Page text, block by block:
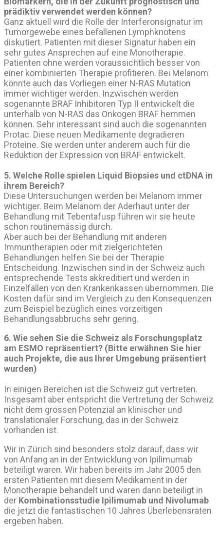
prädiktiv verwendet werden können?
Ganz aktuell wird die Rolle der Interferonsignatur im
Tumorgewebe eines befallenen Lymphknotens
diskutiert. Patienten mit dieser Signatur haben ein
sehr gutes Ansprechen auf eine Monotherapie.
Patienten ohne werden voraussichtlich besser von
einer kombinierten Therapie profitieren. Bei Melanom
könnte auch das Vorliegen einer N-RAS Mutation
immer wichtiger werden. Inzwischen werden
sogenannte BRAF Inhibitoren Typ II entwickelt die
unterhalb von N-RAS das Onkogen BRAF hemmen
können. Sehr interessant sind auch die sogenannten
Protac. Diese neuen Medikamente degradieren
Proteine. Sie werden unter anderem auch für die
Reduktion der Expression von BRAF entwickelt.
5. Welche Rolle spielen Liquid Biopsies und ctDNA in
ihrem Bereich?
Diese Untersuchungen werden bei Melanom immer
wichtiger. Beim Melanom der Aderhaut unter der
Behandlung mit Tebentafusp führen wir sie heute
schon routinemässig durch.
Aber auch bei der Behandlung mit anderen
Immuntherapien oder mit zielgerichteten
Behandlungen helfen Sie bei der Therapie
Entscheidung. Inzwischen sind in der Schweiz auch
entsprechende Tests akkreditiert und werden in
Einzelfällen von den Krankenkassen übernommen. Die
Kosten dafür sind im Vergleich zu den Konsequenzen
zum Beispiel bezüglich eines vorzeitigen
Behandlungsabbruchs sehr gering.
6. Wie sehen Sie die Schweiz als Forschungsplatz
am ESMO repräsentiert? (Bitte erwähnen Sie hier
auch Projekte, die aus Ihrer Umgebung präsentiert
wurden)
In einigen Bereichen ist die Schweiz gut vertreten.
Insgesamt aber entspricht die Vertretung der Schweiz
nicht dem grossen Potenzial an klinischer und
translationaler Forschung, das in der Schweiz
vorhanden ist.
Wir in Zürich sind besonders stolz darauf, dass wir
von Anfang an in der Entwicklung von Ipilimumab
beteiligt waren. Wir haben bereits im Jahr 2005 den
ersten Patienten mit diesem Medikament in der
Monotherapie behandelt und waren dann beteiligt in
der Kombinationsstudie Ipilimumab und Nivolumab
die jetzt die fantastischen 10 Jahres Überlebensraten
ergeben haben.